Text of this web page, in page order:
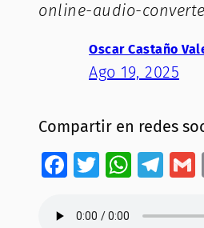
online-audio-
Oscar Castaño
Ago 19, 2025
Compartir en redes
Facebook
Twitter